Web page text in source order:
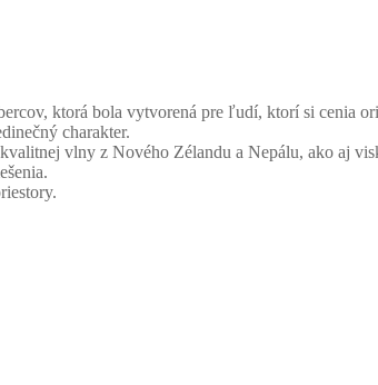
ktorá bola vytvorená pre ľudí, ktorí si cenia
charakter.
vlny z Nového Zélandu a Nepálu, ako aj